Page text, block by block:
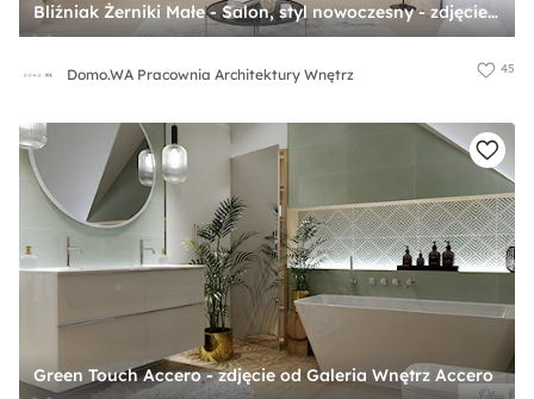
Bliźniak Żerniki Małe - Salon, styl nowoczesny - zdjęcie od Domo.WA Pracownia Architektury Wnętrz
Domo.WA Pracownia Architektury Wnętrz 45
Green Touch Accero - zdjęcie od Galeria Wnętrz Accero